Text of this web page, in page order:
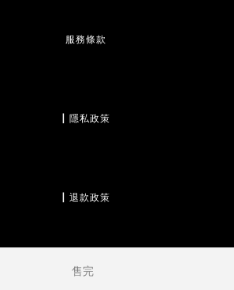
售完
服務條款
隱私政策
退款政策